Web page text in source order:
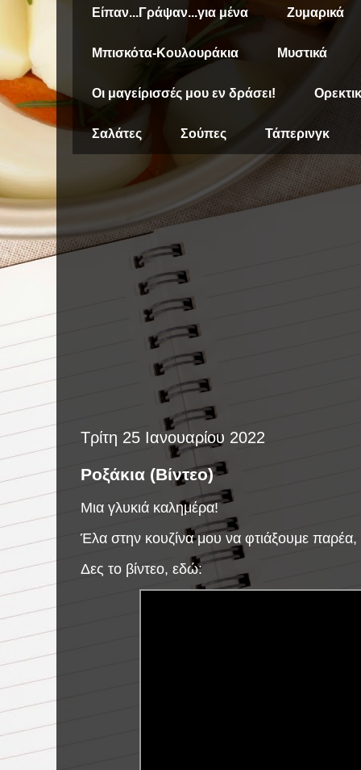
Είπαν...Γράψαν...για μένα Ζυμαρικά
Μπισκότα-Κουλουράκια Μυστικά
Οι μαγείρισσές μου εν δράσει!
Σαλάτες Σούπες Τάπερινγκ
Τρίτη 25 Ιανουαρίου 2022
Ροξάκια (Βίντεο)
Μια γλυκιά καλημέρα!
Έλα στην κουζίνα μου να φτιάξουμε παρέα,
Δες το βίντεο, εδώ: